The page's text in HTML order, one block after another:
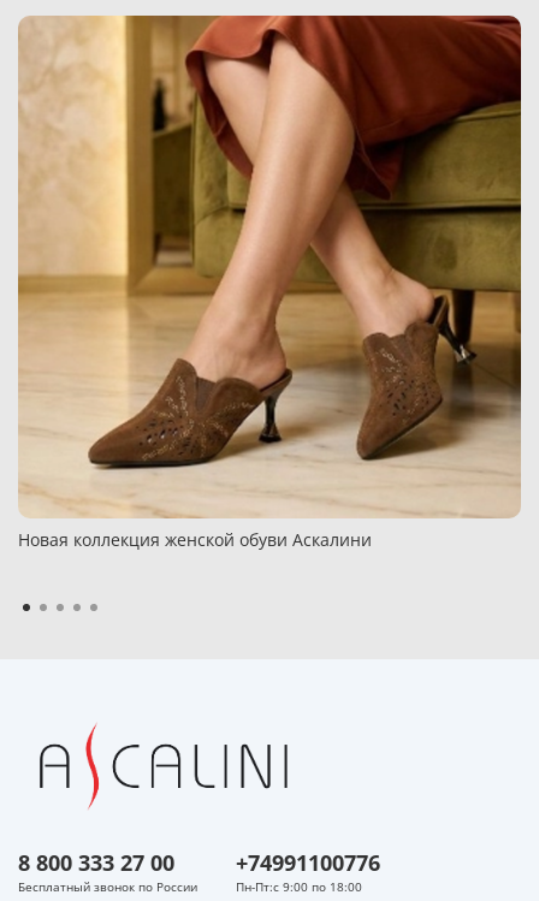
Новая коллекция женской обуви Аскалини
8 800 333 27 00
Бесплатный звонок по России
+74991100776
Пн-Пт:с 9:00 по 18:00